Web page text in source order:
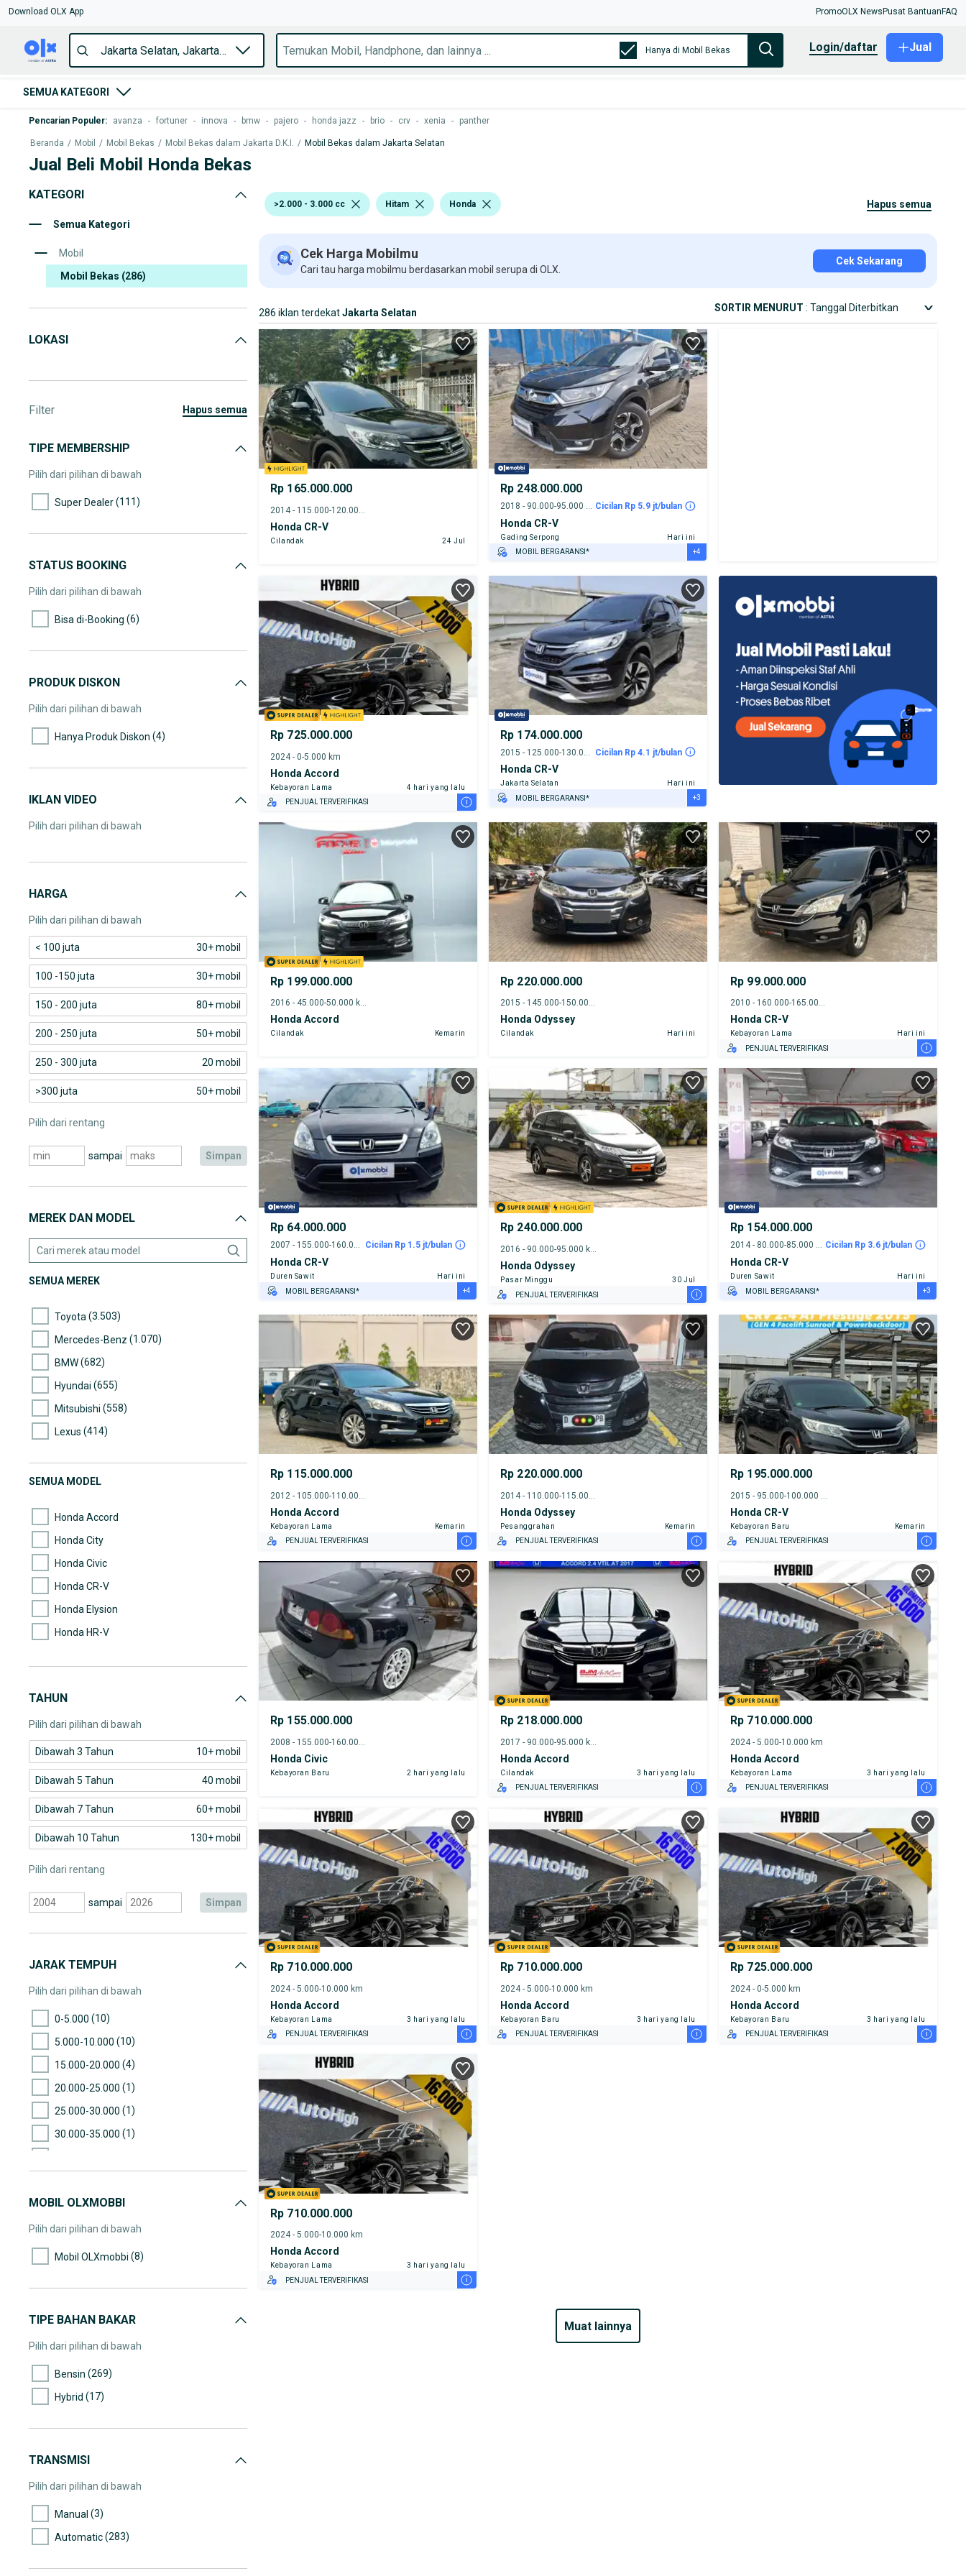
Download OLX App PromoOLX News Pusat Bantuan FAQ
Hanya di Mobil Bekas login/daftar Jual
SEMUA KATEGORI
Pencarian Populer: avanza - fortuner - innova - bmw - pajero - honda jazz - brio - crv - xenia - panther
Beranda / Mobil / Mobil Bekas / Mobil Bekas dalam Jakarta D.K.I. / Mobil Bekas dalam Jakarta Selatan
Jual Beli Mobil Honda Bekas
KATEGORI
Semua Kategori
Mobil
Mobil Bekas (286)
LOKASI
Filter hapus semua
TIPE MEMBERSHIP
Pilih dari pilihan di bawah
Super Dealer(111)
STATUS BOOKING
Pilih dari pilihan di bawah
Bisa di-Booking (6)
PRODUK DISKON
Pilih dari pilihan di bawah
Hanya Produk Diskon (4)
IKLAN VIDEO
Pilih dari pilihan di bawah
HARGA
Pilih dari pilihan di bawah
< 100 juta 30+ mobil
100 -150 juta 30+ mobil
150 - 200 juta 80+ mobil
200 - 250 juta 50+ mobil
250 - 300 juta 20 mobil
>300 juta 50+ mobil
Pilih dari rentang
sampai simpan
MEREK DAN MODEL
SEMUA MEREK
Toyota (3.503)
Mercedes-Benz (1.070)
BMW(682)
Hyundai (655)
Mitsubishi (558)
Lexus (414)
Honda(286)
SEMUA MODEL
Honda Accord
Honda City
Honda Civic
Honda CR-V
Honda Elysion
Honda HR-V
Honda Prestige
TAHUN
Pilih dari pilihan di bawah
Dibawah 3 Tahun 10+ mobil
Dibawah 5 Tahun 40 mobil
Dibawah 7 Tahun 60+ mobil
Dibawah 10 Tahun 130+ mobil
Pilih dari rentang
sampai simpan
JARAK TEMPUH
Pilih dari pilihan di bawah
0-5.000 (10)
5.000-10.000 (10)
15.000-20.000 (4)
20.000-25.000 (1)
25.000-30.000 (1)
30.000-35.000 (1)
45.000-50.000
50.000-55.000(7)
70.000-75.000(6)
75.000-80.000 (19)
(11)
100.000-105.000
125.000-130.000(8)
MOBIL OLXMOBBI
Pilih dari pilihan di bawah
Mobil OLXmobbi (8)
TIPE BAHAN BAKAR
Pilih dari pilihan di bawah
Bensin (269)
Hybrid (17)
TRANSMISI
Pilih dari pilihan di bawah
Manual (3)
Automatic(283)
>2.000 - 3.000 cc Hitam Honda hapus semua
Cek Harga Mobilmu
Cari tau harga mobilmu berdasarkan mobil serupa di OLX.
Cek Sekarang
286 iklan terdekatJakarta Selatan SORTIR MENURUT : Tanggal Diterbitkan
Rp 165.000.000
Honda CR-V
Cilandak 24 Jul
Rp 248.000.000
2018 - 90.000-95.000 km Cicilan Rp 5.9 jt/bulan
Honda CR-V
Gading Serpong
Hari ini
MOBIL BERGARANSI*
TEST DRIVE DARI RUMAH
GRATIS BIAYA JASA PERAWATAN*
PENJUAL TERVERIFIKASI
+4
Rp 725.000.000
2024 - 0-5.000 km
Honda Accord
Kebayoran Lama
4 hari yang lalu
PENJUAL TERVERIFIKASI
i
Rp 174.000.000
Cicilan Rp 4.1 jt/bulan
Honda CR-V
Jakarta Selatan
Hari ini
MOBIL BERGARANSI*
TEST DRIVE DARI RUMAH
GRATIS BIAYA JASA PERAWATAN*
+3
Rp 199.000.000
2016 - 45.000-50.000 km
Honda Accord
Cilandak Kemarin
Rp 220.000.000
2015 - 145.000-150.000 km
Honda Odyssey
Cilandak Hari ini
Rp 99.000.000
2010 - 160.000-165.000 km
Honda CR-V
Kebayoran Lama
Hari ini
PENJUAL TERVERIFIKASI
i
Rp 64.000.000
2007 - 155.000-160.000 km Cicilan Rp 1.5 jt/bulan
Honda CR-V
Duren Sawit
Hari ini
MOBIL BERGARANSI*
TEST DRIVE DARI RUMAH
GRATIS BIAYA JASA PERAWATAN*
PENJUAL TERVERIFIKASI
+4
Rp 240.000.000
2016 - 90.000-95.000 km
Honda Odyssey
Pasar Minggu
30 Jul
PENJUAL TERVERIFIKASI
i
Rp 154.000.000
2014 - 80.000-85.000 km Cicilan Rp 3.6 jt/bulan
Honda CR-V
Duren Sawit
Hari ini
MOBIL BERGARANSI*
TEST DRIVE DARI RUMAH
GRATIS BIAYA JASA PERAWATAN*
+3
Rp 115.000.000
2012 - 105.000-110.000 km
Honda Accord
Kebayoran Lama
Kemarin
PENJUAL TERVERIFIKASI
i
Rp 220.000.000
2014 - 110.000-115.000 km
Honda Odyssey
Pesanggrahan
Kemarin
PENJUAL TERVERIFIKASI
i
Rp 195.000.000
2015 - 95.000-100.000 km
Honda CR-V
Kebayoran Baru
Kemarin
PENJUAL TERVERIFIKASI
i
Rp 155.000.000
Honda Civic
Kebayoran Baru 2 hari yang lalu
Rp 218.000.000
2017 - 90.000-95.000 km
Honda Accord
Cilandak
3 hari yang lalu
PENJUAL TERVERIFIKASI
i
Rp 710.000.000
2024 - 5.000-10.000 km
Honda Accord
Kebayoran Lama
3 hari yang lalu
PENJUAL TERVERIFIKASI
i
Rp 710.000.000
2024 - 5.000-10.000 km
Honda Accord
Kebayoran Lama
3 hari yang lalu
PENJUAL TERVERIFIKASI
i
Rp 710.000.000
2024 - 5.000-10.000 km
Honda Accord
Kebayoran Baru
3 hari yang lalu
PENJUAL TERVERIFIKASI
i
Rp 725.000.000
2024 - 0-5.000 km
Honda Accord
Kebayoran Baru
3 hari yang lalu
PENJUAL TERVERIFIKASI
i
Rp 710.000.000
2024 - 5.000-10.000 km
Honda Accord
Kebayoran Lama
3 hari yang lalu
PENJUAL TERVERIFIKASI
i
muat lainnya